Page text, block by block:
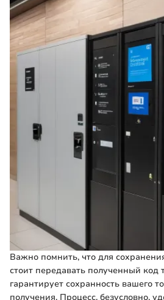
Важно помнить, что для
стоит передавать полученный код
гарантирует сохранность вашего
получения. Процесс, безусловно,